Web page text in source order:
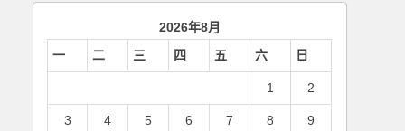
2026年8月
一
二 三 四 五 六 日
1 2
3 4 5 6 7 8 9